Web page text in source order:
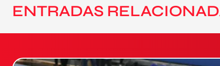
ENTRADAS